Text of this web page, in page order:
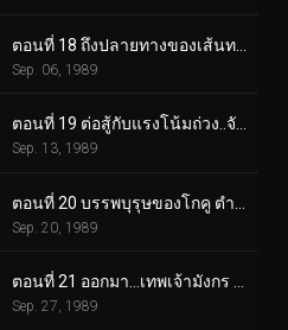
Sep. 06, 1989
Sep. 13, 1989
Sep. 20, 1989
ตอนที่ 21 ออกมา…เทพเจ้ามังกร ชาวไซย่ามาถึงโลกของเราแล้วนะ
Sep. 27, 1989